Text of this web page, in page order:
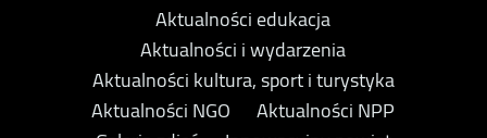
Aktualności edukacja
Aktualności i wydarzenia
Aktualności kultura, sport i turystyka
Aktualności NGO
Aktualności NPP